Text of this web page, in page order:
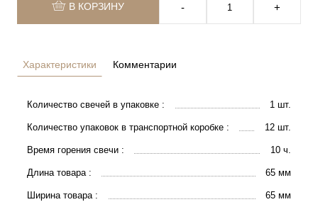
В КОРЗИНУ ‐ +
Характеристики
Количество свечей в упаковке : 1 шт.
Количество упаковок в транспортной коробке : 12 шт.
Время горения свечи : 10 ч.
Длина товара : 65 мм
Ширина товара : 65 мм
Комментарии